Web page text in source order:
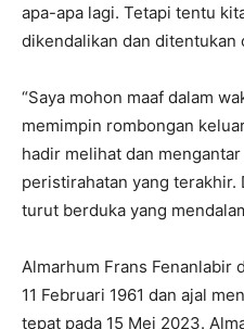
apa-apa lagi. Tetapi tentu
dikendalikan dan ditentukan
“Saya mohon maaf dalam
memimpin rombongan
hadir melihat dan
peristirahatan yang terakhir.
turut berduka yang
Almarhum Frans Fenanlabir
11 Februari 1961 dan ajal
tepat pada 15 Mei 2023.